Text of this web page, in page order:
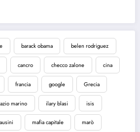
barack obama belen rodriguez
cancro checco zalone cina
francia google Grecia
marino ilary blasi isis
mafia capitale marò